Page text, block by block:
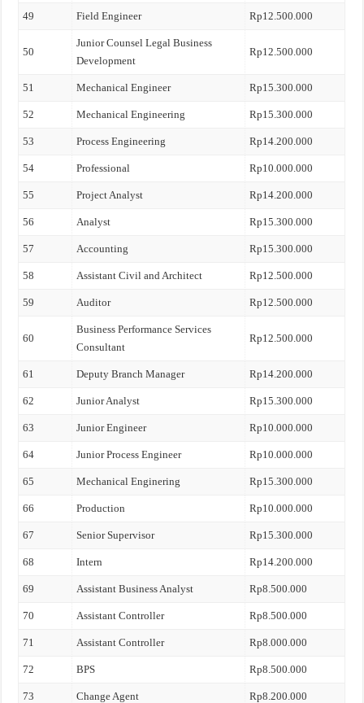
49 Field Engineer Rp12.500.000
50
Junior Counsel Legal Business
Development
Rp12.500.000
51 Mechanical Engineer Rp15.300.000
52 Mechanical Engineering Rp15.300.000
53 Process Engineering Rp14.200.000
54 Professional Rp10.000.000
55 Project Analyst Rp14.200.000
56 Analyst Rp15.300.000
57 Accounting Rp15.300.000
58 Assistant Civil and Architect Rp12.500.000
59 Auditor Rp12.500.000
60
Business Performance Services
Consultant
Rp12.500.000
61 Deputy Branch Manager Rp14.200.000
62 Junior Analyst Rp15.300.000
63 Junior Engineer Rp10.000.000
64 Junior Process Engineer Rp10.000.000
65 Mechanical Enginering Rp15.300.000
66 Production Rp10.000.000
67 Senior Supervisor Rp15.300.000
68 Intern Rp14.200.000
69 Assistant Business Analyst Rp8.500.000
70 Assistant Controller Rp8.500.000
71 Assistant Controller Rp8.000.000
72 BPS Rp8.500.000
73 Change Agent Rp8.200.000